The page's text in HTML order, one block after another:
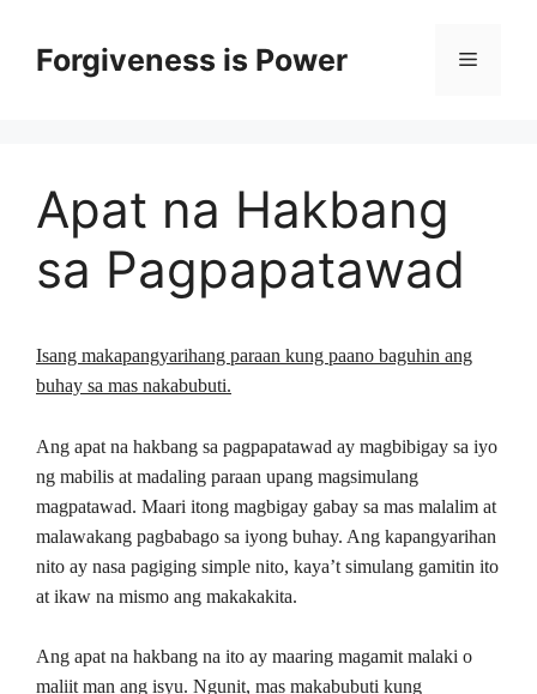
contentForgiveness is Power Menu
Apat na Hakbang
sa Pagpapatawad
Isang makapangyarihang paraan kung paano baguhin ang
buhay sa mas nakabubuti.
Ang apat na hakbang sa pagpapatawad ay magbibigay sa iyo
ng mabilis at madaling paraan upang magsimulang
magpatawad. Maari itong magbigay gabay sa mas malalim at
malawakang pagbabago sa iyong buhay. Ang kapangyarihan
nito ay nasa pagiging simple nito, kaya’t simulang gamitin ito
at ikaw na mismo ang makakakita.
Ang apat na hakbang na ito ay maaring magamit malaki o
maliit man ang isyu. Ngunit, mas makabubuti kung